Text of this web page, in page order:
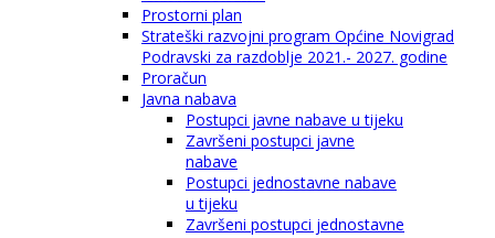
Prostorni plan
Strateški razvojni program Općine Novigrad
Podravski za razdoblje 2021.- 2027. godine
Proračun
Javna nabava
Postupci javne nabave u tijeku
Završeni postupci javne
nabave
Postupci jednostavne nabave
u tijeku
Završeni postupci jednostavne